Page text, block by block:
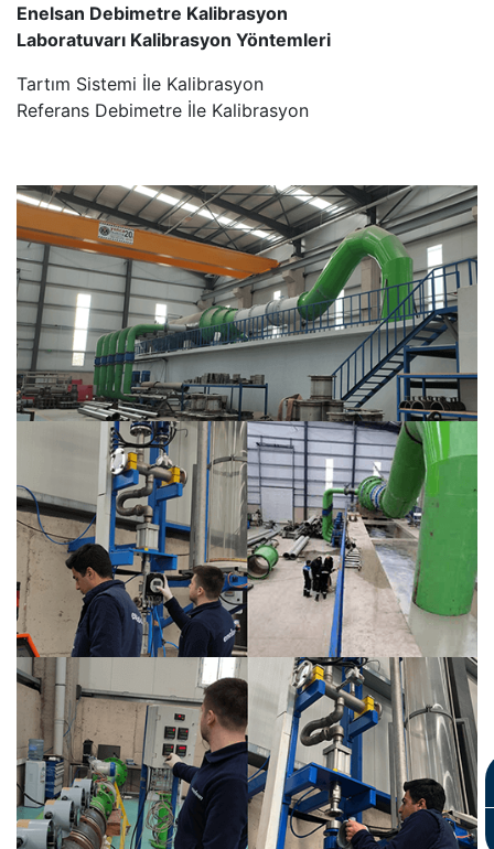
Enelsan Debimetre Kalibrasyon
Laboratuvarı Kalibrasyon Yöntemleri
Tartım Sistemi İle Kalibrasyon
Referans Debimetre İle Kalibrasyon